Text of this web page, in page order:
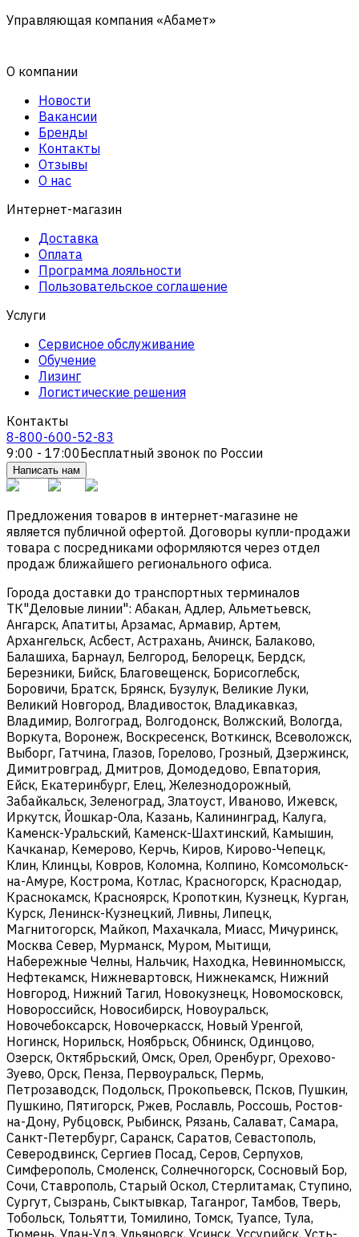
Управляющая компания «Абамет»
О компании
Новости
Вакансии
Бренды
Контакты
Отзывы
О нас
Интернет-магазин
Доставка
Оплата
Программа лояльности
Пользовательское соглашение
Услуги
Сервисное обслуживание
Обучение
Лизинг
Логистические решения
Контакты
8-800-600-52-83
9:00 - 17:00Бесплатный звонок по России
Написать нам
Предложения товаров в интернет-магазине не
является публичной офертой. Договоры купли-продажи
товара с посредниками оформляются через отдел
продаж ближайшего регионального офиса.
Города доставки до транспортных терминалов
ТК"Деловые линии": Абакан, Адлер, Альметьевск,
Ангарск, Апатиты, Арзамас, Армавир, Артем,
Архангельск, Асбест, Астрахань, Ачинск, Балаково,
Балашиха, Барнаул, Белгород, Белорецк, Бердск,
Березники, Бийск, Благовещенск, Борисоглебск,
Боровичи, Братск, Брянск, Бузулук, Великие Луки,
Великий Новгород, Владивосток, Владикавказ,
Владимир, Волгоград, Волгодонск, Волжский, Вологда,
Воркута, Воронеж, Воскресенск, Воткинск, Всеволожск,
Выборг, Гатчина, Глазов, Горелово, Грозный, Дзержинск,
Димитровград, Дмитров, Домодедово, Евпатория,
Ейск, Екатеринбург, Елец, Железнодорожный,
Забайкальск, Зеленоград, Златоуст, Иваново, Ижевск,
Иркутск, Йошкар-Ола, Казань, Калининград, Калуга,
Каменск-Уральский, Каменск-Шахтинский, Камышин,
Качканар, Кемерово, Керчь, Киров, Кирово-Чепецк,
Клин, Клинцы, Ковров, Коломна, Колпино, Комсомольск-
на-Амуре, Кострома, Котлас, Красногорск, Краснодар,
Краснокамск, Красноярск, Кропоткин, Кузнецк, Курган,
Курск, Ленинск-Кузнецкий, Ливны, Липецк,
Магнитогорск, Майкоп, Махачкала, Миасс, Мичуринск,
Москва Север, Мурманск, Муром, Мытищи,
Набережные Челны, Нальчик, Находка, Невинномысск,
Нефтекамск, Нижневартовск, Нижнекамск, Нижний
Новгород, Нижний Тагил, Новокузнецк, Новомосковск,
Новороссийск, Новосибирск, Новоуральск,
Новочебоксарск, Новочеркасск, Новый Уренгой,
Ногинск, Норильск, Ноябрьск, Обнинск, Одинцово,
Озерск, Октябрьский, Омск, Орел, Оренбург, Орехово-
Зуево, Орск, Пенза, Первоуральск, Пермь,
Петрозаводск, Подольск, Прокопьевск, Псков, Пушкин,
Пушкино, Пятигорск, Ржев, Рославль, Россошь, Ростов-
на-Дону, Рубцовск, Рыбинск, Рязань, Салават, Самара,
Санкт-Петербург, Саранск, Саратов, Севастополь,
Северодвинск, Сергиев Посад, Серов, Серпухов,
Симферополь, Смоленск, Солнечногорск, Сосновый Бор,
Сочи, Ставрополь, Старый Оскол, Стерлитамак, Ступино,
Сургут, Сызрань, Сыктывкар, Таганрог, Тамбов, Тверь,
Тобольск, Тольятти, Томилино, Томск, Туапсе, Тула,
Тюмень, Улан-Удэ, Ульяновск, Усинск, Уссурийск, Усть-